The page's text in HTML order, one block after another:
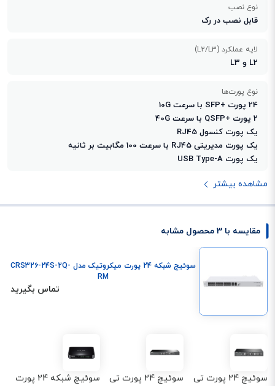
نوع نصب
قابل نصب در رک
لایه عملکرد (L2/L3)
L2 و L3
نوع پورت‌ها
24 پورت +SFP با سرعت 10G
یک پورت کنسول RJ45
یک پورت مدیریتی RJ45 با سرعت 100 مگابیت بر ثانیه
یک پورت USB Type-A
مشاهده بیشتر
مقایسه با 3 محصول مشابه
سوئیچ شبکه 24 پورت میکروتیک مدل CRS326-24S-2Q-
RM
تماس بگیرید
سوئیچ 24 پورت تی سوئیچ 24 پورت تی سوئیچ شبکه 24 پورت